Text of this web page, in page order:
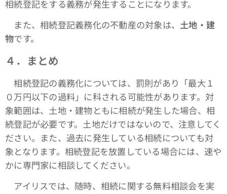
相続登記をする義務が発生することになります。
また、相続登記義務化の不動産の対象は、 土地・建
物です。
４．まとめ
相続登記の義務化については、罰則があり「最大１
０万円以下の過料」に科される可能性があります。対
象範囲は、土地・建物ともに相続が発生した場合、相
続登記が必要です。土地だけではないので、注意してく
ださい。また、過去に発生している相続についても対
象となります。相続登記を放置している場合には、速や
かに専門家に相談してください。
アイリスでは、随時、相続に関する無料相談会を実